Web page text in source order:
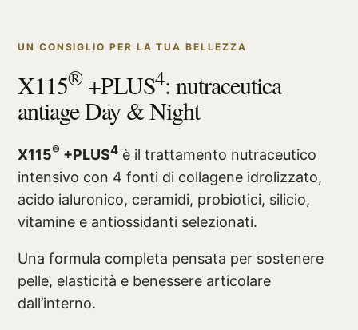
UN CONSIGLIO PER LA TUA BELLEZZA
X115®+PLUS4: nutraceutica
antiage Day & Night
X115® +PLUS4 è il trattamento nutraceutico
intensivo con 4 fonti di collagene idrolizzato,
acido ialuronico, ceramidi, probiotici, silicio,
vitamine e antiossidanti selezionati.
Una formula completa pensata per sostenere
pelle, elasticità e benessere articolare
dall’interno.